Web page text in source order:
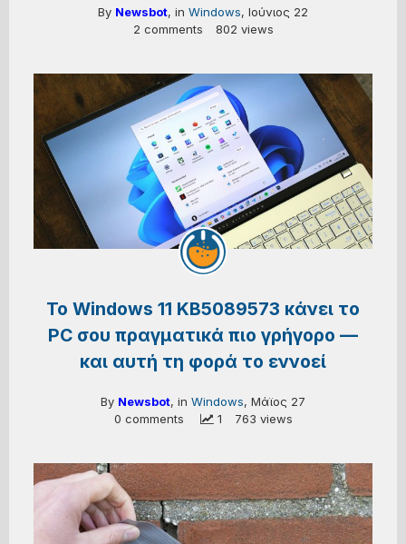
By Newsbot, in Windows, Ιούνιος 22
2 comments
802 views
Το Windows 11 KB5089573 κάνει το
PC σου πραγματικά πιο γρήγορο —
και αυτή τη φορά το εννοεί
By Newsbot, in Windows, Μάϊος 27
0 comments
1 763 views